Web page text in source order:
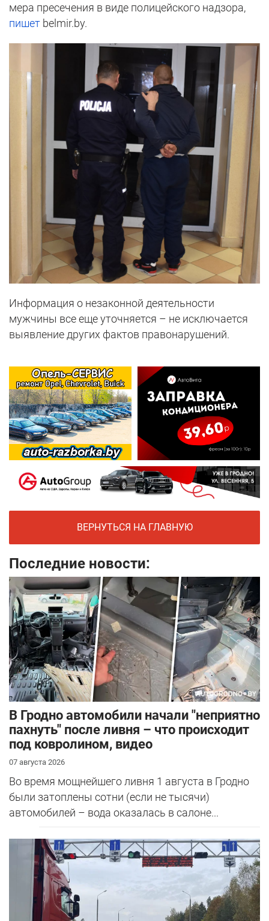
мера пресечения в виде полицейского надзора,
пишет belmir.by.
Информация о незаконной деятельности
мужчины все еще уточняется – не исключается
выявление других фактов правонарушений.
ВЕРНУТЬСЯ НА ГЛАВНУЮ
Последние новости:
В Гродно автомобили начали "неприятно
пахнуть" после ливня – что происходит
под ковролином, видео
07 августа 2026
Во время мощнейшего ливня 1 августа в Гродно
были затоплены сотни (если не тысячи)
автомобилей – вода оказалась в салоне...